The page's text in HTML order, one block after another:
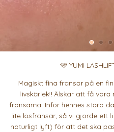
🩷 YUMI
Magiskt fina fransar på en
livskärlek!! Älskar att få
fransarna. Inför hennes stora
lite lösfransar, så vi gjorde ett
naturligt lyft) för att det ska